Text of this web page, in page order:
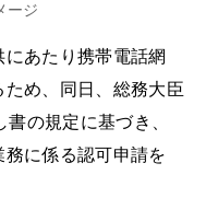
ージ
あたり携帯電話網
ため、同日、総務大臣
の規定に基づき、
に係る認可申請を